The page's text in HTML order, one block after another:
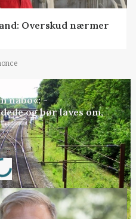
Overskud nærmer
nabo«: -
og bør laves om,